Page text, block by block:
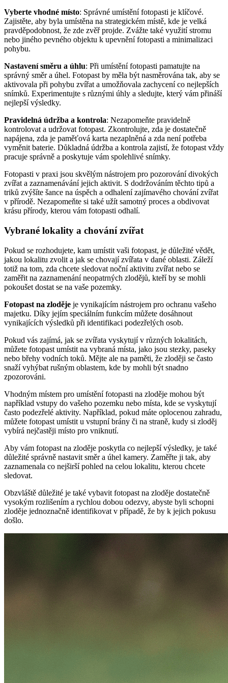
Vyberte vhodné místo: Správné umístění fotopasti je klíčové.
Zajistěte, aby byla umístěna na strategickém místě, kde je velká
pravděpodobnost, že zde zvěř projde. Zvážte také využití stromu
nebo jiného pevného objektu k upevnění fotopasti a minimalizaci
pohybu.
Nastavení směru a úhlu: Při umístění fotopasti pamatujte na
správný směr a úhel. Fotopast by měla být nasměrována tak, aby se
aktivovala při pohybu zvířat a umožňovala zachycení co nejlepších
snímků. Experimentujte s různými úhly a sledujte, který vám přináší
nejlepší výsledky.
Pravidelná údržba a kontrola: Nezapomeňte pravidelně
kontrolovat a udržovat fotopast. Zkontrolujte, zda je dostatečně
napájena, zda je paměťová karta nezaplněná a zda není potřeba
vyměnit baterie. Důkladná údržba a kontrola zajistí, že fotopast vždy
pracuje správně a poskytuje vám spolehlivé snímky.
Fotopasti v praxi jsou skvělým nástrojem pro pozorování divokých
zvířat a zaznamenávání jejich aktivit. S dodržováním těchto tipů a
triků zvýšíte šance na úspěch a odhalení zajímavého chování zvířat
v přírodě. Nezapomeňte si také užít samotný proces a obdivovat
krásu přírody, kterou vám fotopasti odhalí.
Vybrané lokality a chování zvířat
Pokud se rozhodujete, kam umístit vaši fotopast, je důležité vědět,
jakou lokalitu zvolit a jak se chovají zvířata v dané oblasti. Záleží
totiž na tom, zda chcete sledovat noční aktivitu zvířat nebo se
zaměřit na zaznamenání neopatrných zlodějů, kteří by se mohli
pokoušet dostat se na vaše pozemky.
Fotopast na zloděje je vynikajícím nástrojem pro ochranu vašeho
majetku. Díky jejím speciálním funkcím můžete dosáhnout
vynikajících výsledků při identifikaci podezřelých osob.
Pokud vás zajímá, jak se zvířata vyskytují v různých lokalitách,
můžete fotopast umístit na vybraná místa, jako jsou stezky, paseky
nebo břehy vodních toků. Mějte ale na paměti, že zloději se často
snaží vyhýbat rušným oblastem, kde by mohli být snadno
zpozorováni.
Vhodným místem pro umístění fotopasti na zloděje mohou být
například vstupy do vašeho pozemku nebo místa, kde se vyskytují
často podezřelé aktivity. Například, pokud máte oplocenou zahradu,
můžete fotopast umístit u vstupní brány či na straně, kudy si zloděj
vybírá nejčastěji místo pro vniknutí.
Aby vám fotopast na zloděje poskytla co nejlepší výsledky, je také
důležité správně nastavit směr a úhel kamery. Zaměřte ji tak, aby
zaznamenala co nejširší pohled na celou lokalitu, kterou chcete
sledovat.
Obzvláště důležité je také vybavit fotopast na zloděje dostatečně
vysokým rozlišením a rychlou dobou odezvy, abyste byli schopni
zloděje jednoznačně identifikovat v případě, že by k jejich pokusu
došlo.